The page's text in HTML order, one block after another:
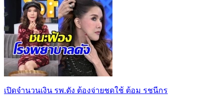
เปิดจำนวนเงิน รพ.ดัง ต้องจ่ายชดใช้ ต้อม รชนีกร